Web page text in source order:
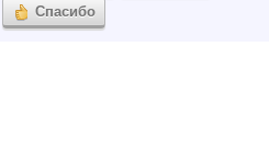
Спасибо